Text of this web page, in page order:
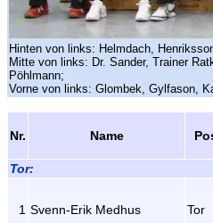
Hinten von links: Helmdach,
Mitte von links: Dr. Sander, Trainer
Pöhlmann;
Vorne von links: Glombek, Gylfason,
Nr. Name
Tor:
1 Svenn-Erik Medhus Tor